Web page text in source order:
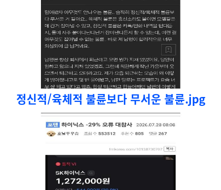
정신적/육체적 불륜보다 무서운 불륜.jpg